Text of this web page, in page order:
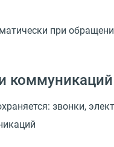
при
коммуникаций
звонки,